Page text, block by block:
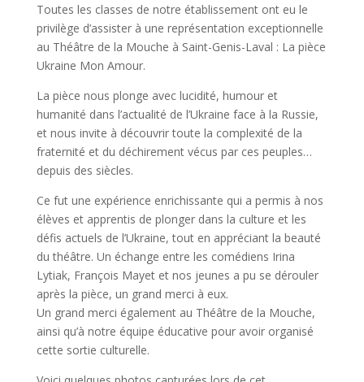
Toutes les classes de notre établissement ont eu le
privilège d’assister à une représentation exceptionnelle
au Théâtre de la Mouche à Saint-Genis-Laval : La pièce
Ukraine Mon Amour.
La pièce nous plonge avec lucidité, humour et
humanité dans l’actualité de l’Ukraine face à la Russie,
et nous invite à découvrir toute la complexité de la
fraternité et du déchirement vécus par ces peuples…
depuis des siècles.
Ce fut une expérience enrichissante qui a permis à nos
élèves et apprentis de plonger dans la culture et les
défis actuels de l’Ukraine, tout en appréciant la beauté
du théâtre. Un échange entre les comédiens Irina
Lytiak, François Mayet et nos jeunes a pu se dérouler
après la pièce, un grand merci à eux.
Un grand merci également au Théâtre de la Mouche,
ainsi qu’à notre équipe éducative pour avoir organisé
cette sortie culturelle.